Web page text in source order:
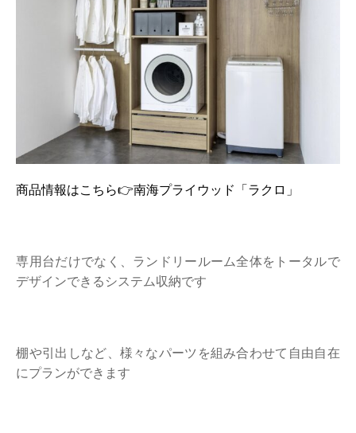
商品情報はこちら👉南海プライウッド「ラクロ」
専用台だけでなく、ランドリールーム全体をトータルで
デザインできるシステム収納です
棚や引出しなど、様々なパーツを組み合わせて自由自在
にプランができます